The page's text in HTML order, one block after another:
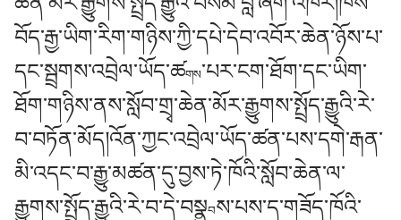
བོད་རྒྱ་ཡིག་རིག་གཉིས་ཀྱི་དཔེ་དེབ་འབོར་ཆེན་ཉོས་པ་
དང་སྦྲགས་འབྲེལ་ཡོད་ཚགས་པར་ངག་ཐོག་དང་ཡིག་
ཐོག་གཉིས་ནས་སློབ་གྲྭ་ཆེན་མོར་རྒྱུགས་སྤྲོད་རྒྱུའི་རེ་
བ་བཏོན་མོད།འོན་ཀྱང་འབྲེལ་ཡོད་ཚན་པས་དགེ་རྒན་
མི་འདང་བ་རྒྱུ་མཚན་དུ་བྱས་ཏེ་ཁོའི་སློབ་ཆེན་ལ་
རྒྱུགས་སྤྲོད་རྒྱུའི་རེ་བ་དེ་བསྣུབས་པས་ད་གཟོད་ཁོའི་